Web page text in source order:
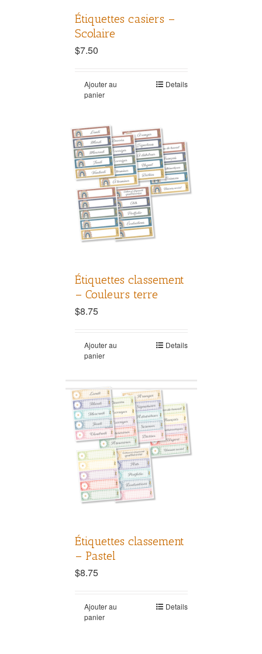
Étiquettes casiers –
Scolaire
$7.50
Ajouter au
panier
Details
Étiquettes classement
– Couleurs terre
$8.75
Ajouter au
panier
Details
Étiquettes classement
– Pastel
$8.75
Ajouter au
panier
Details